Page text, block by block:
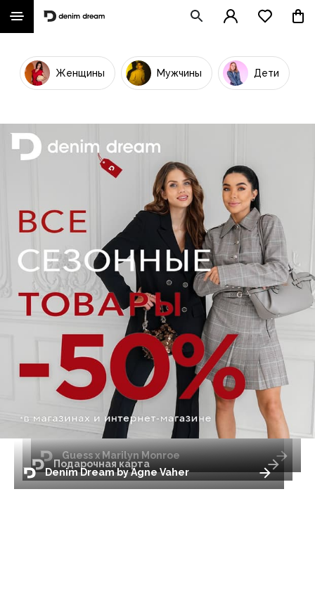
Женщины Мужчины Дети
Denim Dream by Agne Vaher
Подарочная карта
Guess x Marilyn Monroe